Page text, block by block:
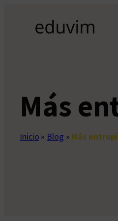
contenido
Más
Inicio » Blog » Más